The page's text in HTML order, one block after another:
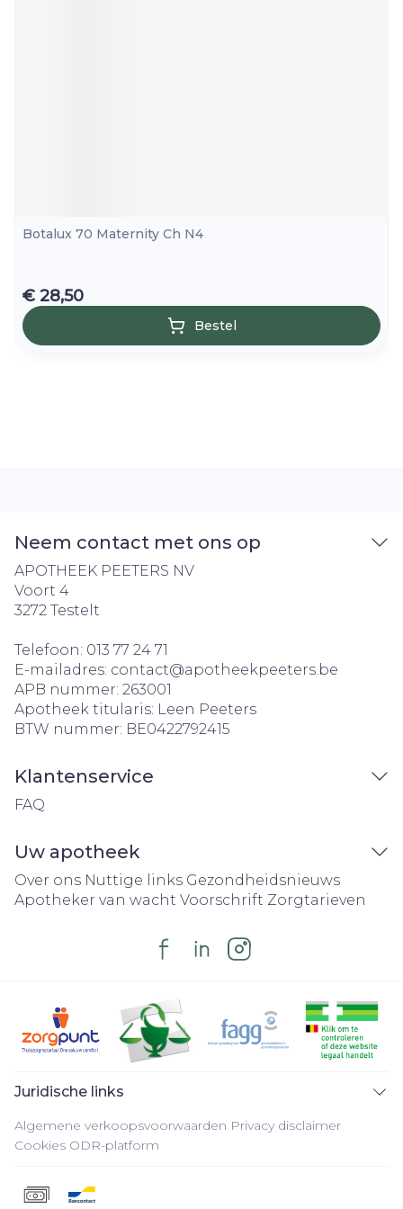
Botalux 70 Maternity Ch N4
€ 28,50
Bestel
Neem contact met ons op
APOTHEEK PEETERS NV
Voort 4
3272 Testelt
Telefoon: 013 77 24 71
E-mailadres: contact@apotheekpeeters.be
APB nummer: 263001
Apotheek titularis: Leen Peeters
BTW nummer: BE0422792415
Klantenservice
FAQ
Uw apotheek
Over ons Nuttige links Gezondheidsnieuws
Apotheker van wacht Voorschrift Zorgtarieven
Juridische links
Algemene verkoopsvoorwaarden Privacy disclaimer
Cookies ODR-platform